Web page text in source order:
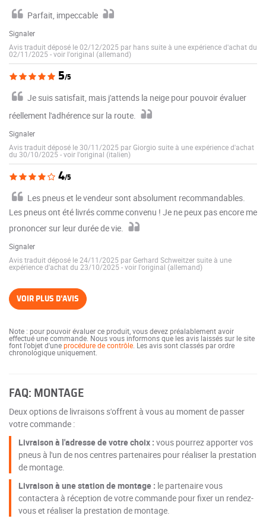
Parfait, impeccable
Signaler
Avis traduit déposé le 02/12/2025 par hans suite à une expérience d'achat du
02/11/2025 -voir l'original (allemand)
5/5
Je suis satisfait, mais j'attends la neige pour pouvoir évaluer
réellement l'adhérence sur la route.
Signaler
Avis traduit déposé le 30/11/2025 par Giorgio suite à une expérience d'achat
du 30/10/2025 -voir l'original (italien)
4/5
Les pneus et le vendeur sont absolument recommandables.
Les pneus ont été livrés comme convenu ! Je ne peux pas encore me
prononcer sur leur durée de vie.
Signaler
Avis traduit déposé le 24/11/2025 par Gerhard Schweitzer suite à une
expérience d'achat du 23/10/2025 -voir l'original (allemand)
VOIR PLUS D'AVIS
Note : pour pouvoir évaluer ce produit, vous devez préalablement avoir
effectué une commande. Nous vous informons que les avis laissés sur le site
font l'objet d'uneprocédure de contrôle . Les avis sont classés par ordre
chronologique uniquement.
FAQ: MONTAGE
Deux options de livraisons s'offrent à vous au moment de passer
votre commande :
Livraison à l'adresse de votre choix : vous pourrez apporter vos
pneus à l'un de nos centres partenaires pour réaliser la prestation
de montage.
Livraison à une station de montage : le partenaire vous
contactera à réception de votre commande pour fixer un rendez-
vous et réaliser la prestation de montage.